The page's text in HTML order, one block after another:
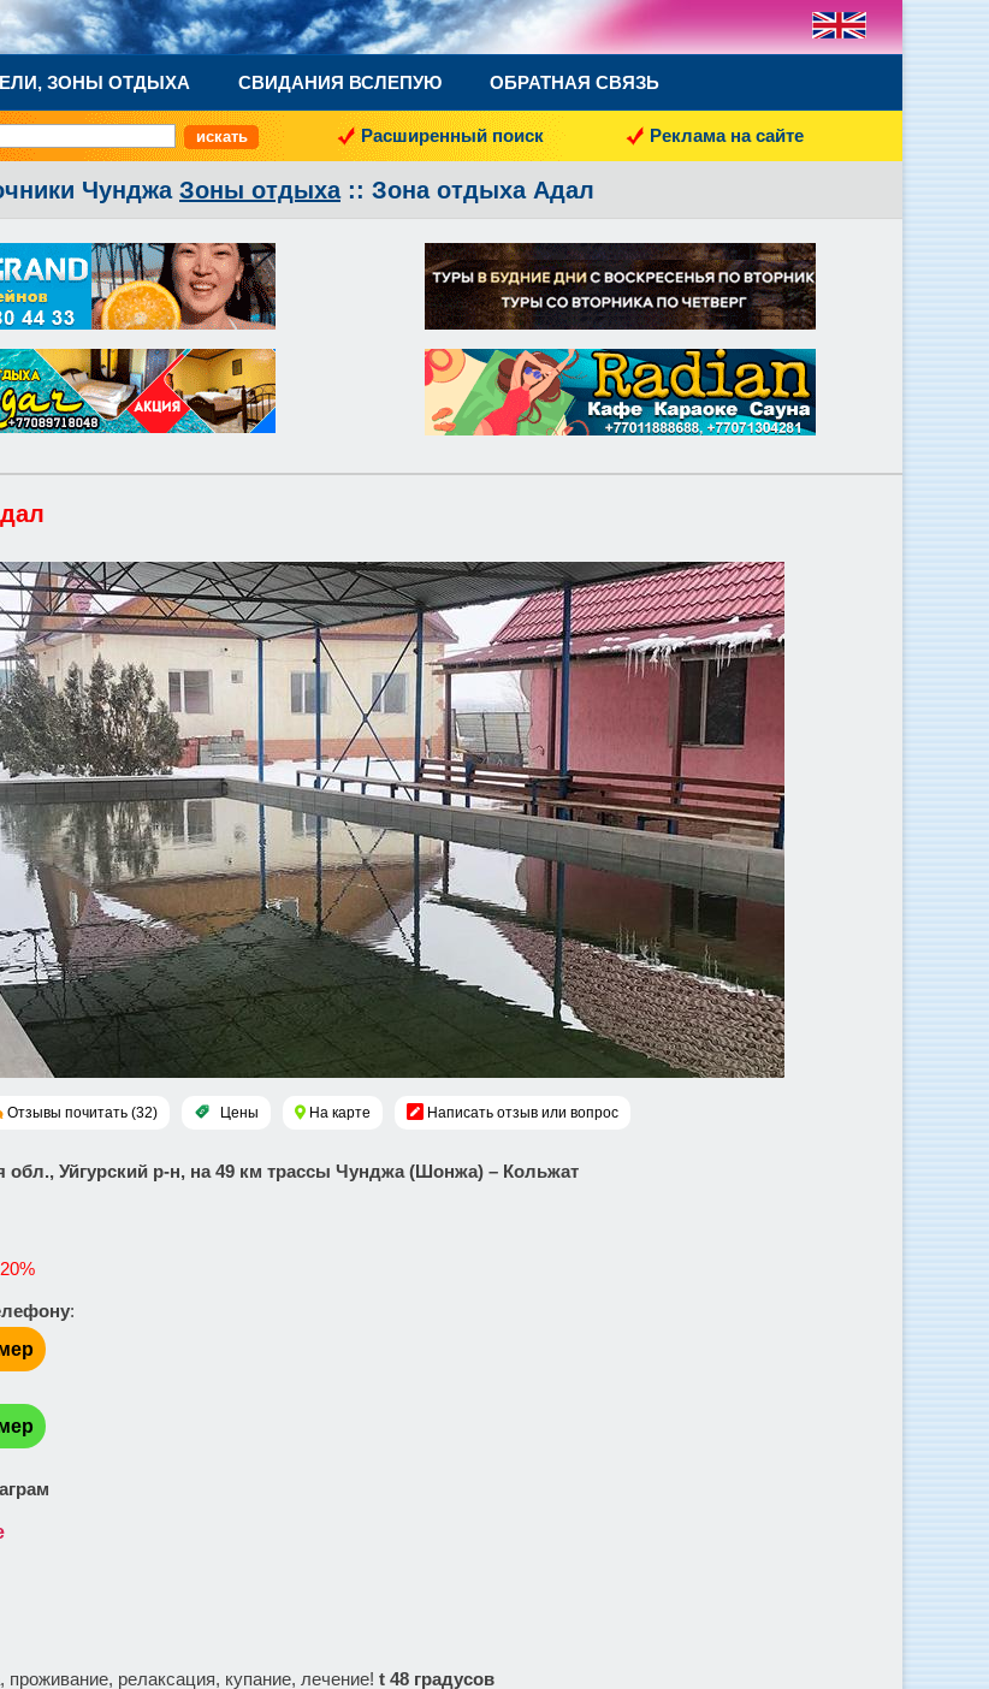
ЗОНЫ ОТДЫХА СВИДАНИЯ ВСЛЕПУЮ ОБРАТНАЯ СВЯЗЬ
Расширенный поиск Реклама на сайте
Чунджа Зоны отдыха:: Зона отдыха Адал
Отзывы почитать (32) Цены На карте Написать отзыв или вопрос
обл., Уйгурский р-н, на 49 км трассы Чунджа (Шонжа) – Кольжат
:
релаксация, купание, лечение! t 48 градусов